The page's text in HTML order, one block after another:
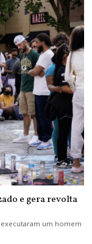
e gera revolta
executaram um homem